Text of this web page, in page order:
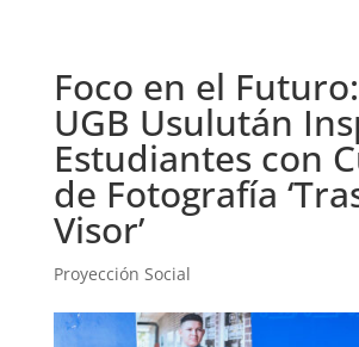
Foco en el
UGB Usulután
Estudiantes con
de Fotografía
Visor’
Proyección Social